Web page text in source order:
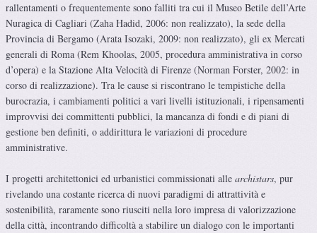
rallentamenti o frequentemente sono falliti tra cui il Museo Betile dell’Arte
Nuragica di Cagliari (Zaha Hadid, 2006: non realizzato), la sede della
Provincia di Bergamo (Arata Isozaki, 2009: non realizzato), gli ex Mercati
generali di Roma (Rem Khoolas, 2005, procedura amministrativa in corso
d’opera) e la Stazione Alta Velocità di Firenze (Norman Forster, 2002: in
corso di realizzazione). Tra le cause si riscontrano le tempistiche della
burocrazia, i cambiamenti politici a vari livelli istituzionali, i ripensamenti
improvvisi dei committenti pubblici, la mancanza di fondi e di piani di
gestione ben definiti, o addirittura le variazioni di procedure
amministrative.
I progetti architettonici ed urbanistici commissionati alle archistars, pur
rivelando una costante ricerca di nuovi paradigmi di attrattività e
sostenibilità, raramente sono riusciti nella loro impresa di valorizzazione
della città, incontrando difficoltà a stabilire un dialogo con le importanti